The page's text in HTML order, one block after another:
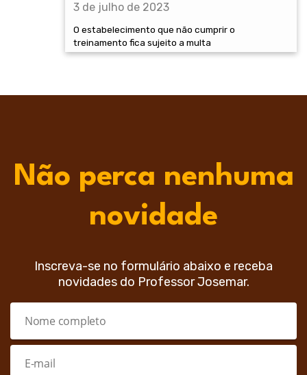
3 de julho de 2023
O estabelecimento que não cumprir o
treinamento fica sujeito a multa
Não perca nenhuma
novidade
Inscreva-se no formulário abaixo e receba
novidades do Professor Josemar.